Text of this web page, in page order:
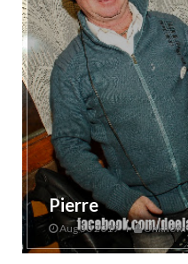
Pierre
Aug 30 2019